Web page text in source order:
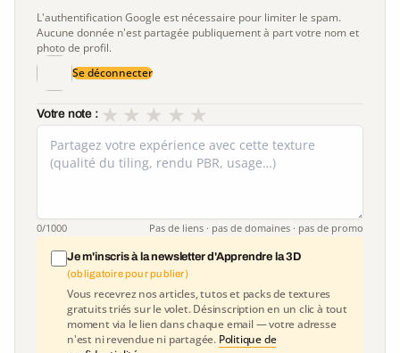
L'authentification Google est nécessaire pour limiter le spam.
Aucune donnée n'est partagée publiquement à part votre nom et
photo de profil.
Se déconnecter
Votre note : ★
★
★
★
★
0/1000 Pas de liens · pas de domaines · pas de promo
Je m'inscris à la newsletter d'Apprendre la 3D
(obligatoire pour publier)
Vous recevrez nos articles, tutos et packs de textures
gratuits triés sur le volet. Désinscription en un clic à tout
moment via le lien dans chaque email — votre adresse
n'est ni revendue ni partagée. Politique de